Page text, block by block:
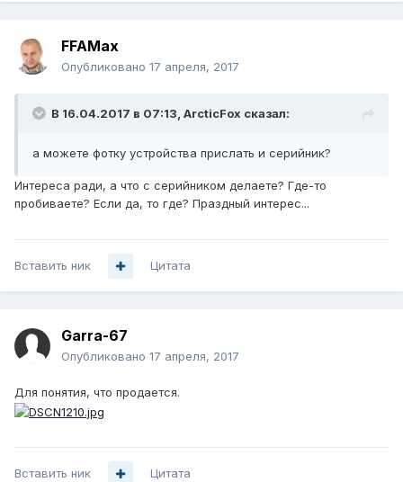
FFAMax
Опубликовано 17 апреля, 2017
В 16.04.2017 в 07:13, ArcticFox сказал:
а можете фотку устройства прислать и серийник?
Интереса ради, а что с серийником делаете? Где-то
пробиваете? Если да, то где? Праздный интерес...
Вставить ник Цитата
Garra-67
Опубликовано 17 апреля, 2017
Для понятия, что продается.
Вставить ник Цитата